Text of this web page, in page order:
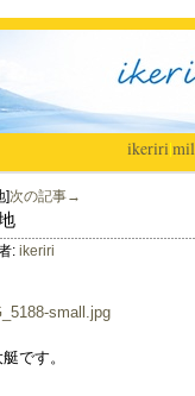
ikeriri|
]次の記事→
: ikeriri
です。